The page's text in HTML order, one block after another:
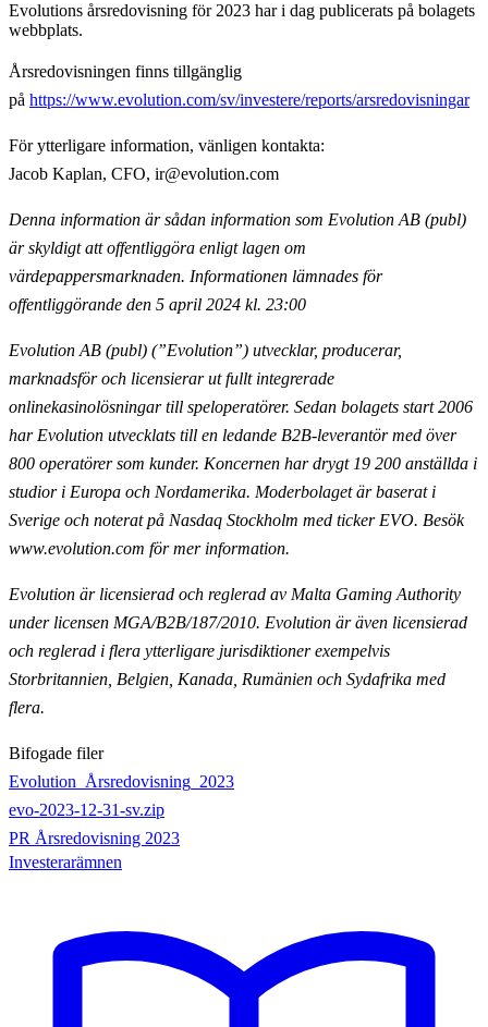
Evolutions årsredovisning för 2023 har i dag publicerats på bolagets
webbplats.
Årsredovisningen finns tillgänglig
på https://www.evolution.com/sv/investere/reports/arsredovisningar
För ytterligare information, vänligen kontakta:
Jacob Kaplan, CFO, ir@evolution.com
Denna information är sådan information som Evolution AB (publ)
är skyldigt att offentliggöra enligt lagen om
värdepappersmarknaden. Informationen lämnades för
offentliggörande den 5 april 2024 kl. 23:00
Evolution AB (publ) (”Evolution”) utvecklar, producerar,
marknadsför och licensierar ut fullt integrerade
onlinekasinolösningar till speloperatörer. Sedan bolagets start 2006
har Evolution utvecklats till en ledande B2B-leverantör med över
800 operatörer som kunder. Koncernen har drygt 19 200 anställda i
studior i Europa och Nordamerika. Moderbolaget är baserat i
Sverige och noterat på Nasdaq Stockholm med ticker EVO. Besök
www.evolution.com för mer information.
Evolution är licensierad och reglerad av Malta Gaming Authority
under licensen MGA/B2B/187/2010. Evolution är även licensierad
och reglerad i flera ytterligare jurisdiktioner exempelvis
Storbritannien, Belgien, Kanada, Rumänien och Sydafrika med
flera.
Bifogade filer
Evolution_Årsredovisning_2023
evo-2023-12-31-sv.zip
PR Årsredovisning 2023
Investerarämnen